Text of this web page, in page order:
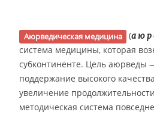
Аюрведическая медицина (
система медицины, которая
субконтиненте. Цель аюрведы
поддержание высокого
увеличение
методическая система